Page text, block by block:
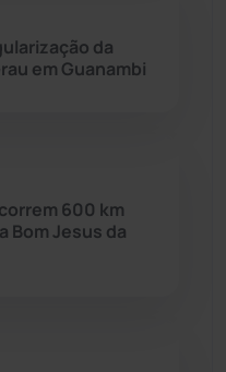
(50)
da
em Guanambi
600 km
Bom Jesus da